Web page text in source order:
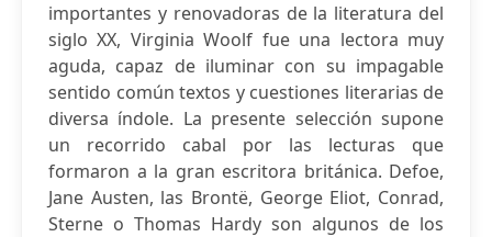
importantes y renovadoras de la literatura del
siglo XX, Virginia Woolf fue una lectora muy
aguda, capaz de iluminar con su impagable
sentido común textos y cuestiones literarias de
diversa índole. La presente selección supone
un recorrido cabal por las lecturas que
formaron a la gran escritora británica. Defoe,
Jane Austen, las Brontë, George Eliot, Conrad,
Sterne o Thomas Hardy son algunos de los